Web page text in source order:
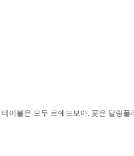
이블은 모두 로쉐보보아, 꽃은 달링플